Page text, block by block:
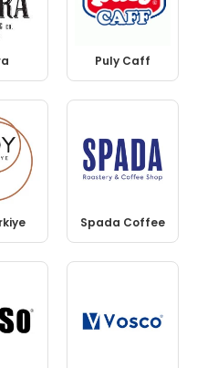
Puly Caff
Spada Coffee